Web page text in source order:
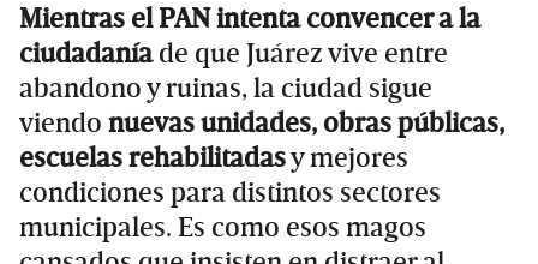
Mientras el PAN intenta convencer a la
ciudadaníade que Juárez vive entre
abandono y ruinas, la ciudad sigue
viendo nuevas unidades, obras públicas,
escuelas rehabilitadasy mejores
condiciones para distintos sectores
municipales. Es como esos magos